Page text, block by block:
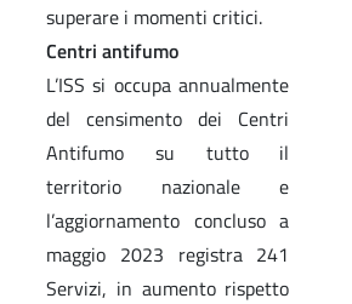
superare i momenti critici.
Centri antifumo
L’ISS si occupa annualmente
del censimento dei Centri
Antifumo su tutto il
territorio nazionale e
l’aggiornamento concluso a
maggio 2023 registra 241
Servizi, in aumento rispetto